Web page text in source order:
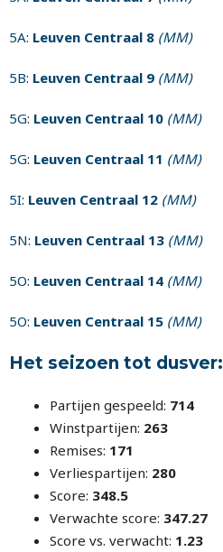
5A: Leuven Centraal 8 (MM)
5B: Leuven Centraal 9 (MM)
5G: Leuven Centraal 10 (MM)
5G: Leuven Centraal 11 (MM)
5I: Leuven Centraal 12 (MM)
5N: Leuven Centraal 13 (MM)
5O: Leuven Centraal 14 (MM)
5O: Leuven Centraal 15 (MM)
Het seizoen tot dusver:
Partijen gespeeld: 714
Winstpartijen: 263
Remises: 171
Verliespartijen: 280
Score: 348.5
Verwachte score: 347.27
Score vs. verwacht: 1.23